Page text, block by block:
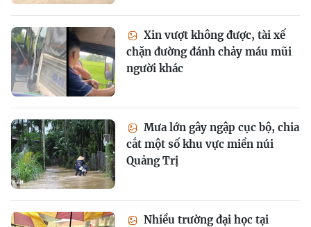
Xin vượt không được, tài xế
chặn đường đánh chảy máu mũi
người khác
Mưa lớn gây ngập cục bộ, chia
cắt một số khu vực miền núi
Quảng Trị
Nhiều trường đại học tại